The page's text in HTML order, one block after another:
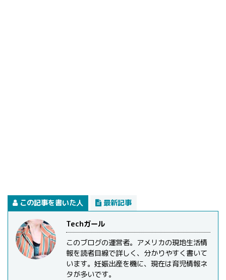
この記事を書いた人 最新記事
Techガール
このブログの運営者。アメリカの現地生活情
報を読者目線で詳しく、分かりやすく書いて
います。妊娠出産を機に、現在は育児情報ネ
タが多いです。